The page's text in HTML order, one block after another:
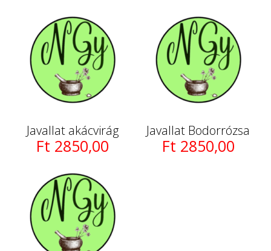
Javallat akácvirág
Ft 2850,00
Javallat Bodorrózsa
Ft 2850,00